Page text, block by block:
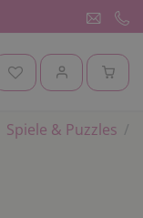
Spiele & Puzzles